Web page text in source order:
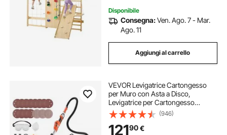
Disponibile
Consegna:Ven. Ago. 7 - Mar.
Ago. 11
Aggiungi al carrello
VEVOR Levigatrice Cartongesso
per Muro con Asta a Disco,
Levigatrice per Cartongesso
Elettrica da 1150 W, Utensili per
Levigatura Soffitti Pareti 5 Velocità
800-1700 giri/min con 15 Dischi
(946)
12190€